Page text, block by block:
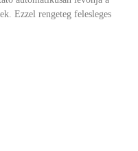
Ezzel rengeteg felesleges